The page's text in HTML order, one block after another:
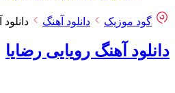
گود موزیک دانلود آهنگ
دانلود آهنگ رویایی رضایا